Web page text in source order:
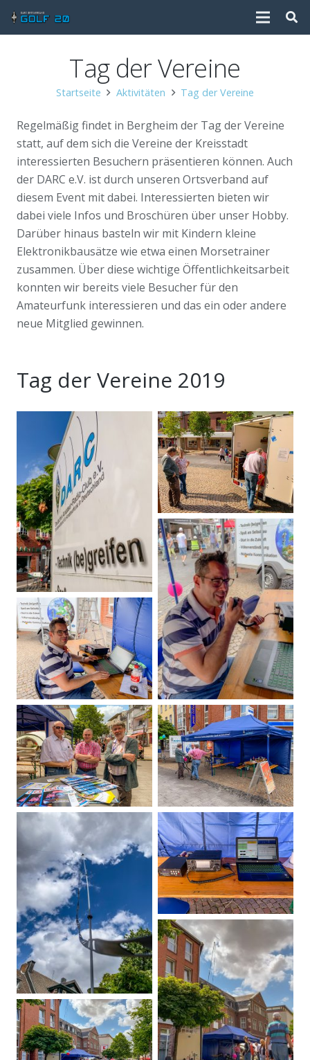
Tag der Vereine
Startseite Aktivitäten Tag der Vereine
Regelmäßig findet in Bergheim der Tag der Vereine
statt, auf dem sich die Vereine der Kreisstadt
interessierten Besuchern präsentieren können. Auch
der DARC e.V. ist durch unseren Ortsverband auf
diesem Event mit dabei. Interessierten bieten wir
dabei viele Infos und Broschüren über unser Hobby.
Darüber hinaus basteln wir mit Kindern kleine
Elektronikbausätze wie etwa einen Morsetrainer
zusammen. Über diese wichtige Öffentlichkeitsarbeit
konnten wir bereits viele Besucher für den
Amateurfunk interessieren und das ein oder andere
neue Mitglied gewinnen.
Tag der Vereine 2019